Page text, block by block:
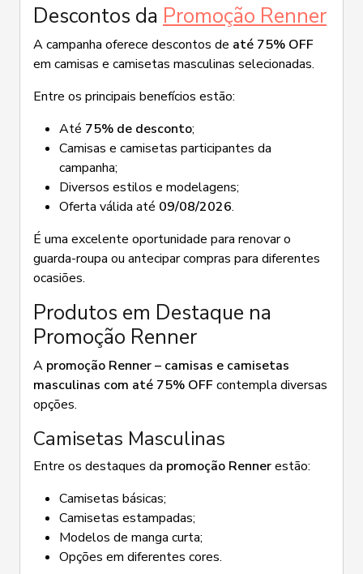
Descontos da Promoção Renner
A campanha oferece descontos de até 75% OFF
em camisas e camisetas masculinas selecionadas.
Entre os principais benefícios estão:
Até 75% de desconto;
Camisas e camisetas participantes da
campanha;
Diversos estilos e modelagens;
Oferta válida até 09/08/2026.
É uma excelente oportunidade para renovar o
guarda-roupa ou antecipar compras para diferentes
ocasiões.
Produtos em Destaque na
Promoção Renner
A promoção Renner – camisas e camisetas
masculinas com até 75% OFFcontempla diversas
opções.
Camisetas Masculinas
Entre os destaques da promoção Rennerestão:
Camisetas básicas;
Camisetas estampadas;
Modelos de manga curta;
Opções em diferentes cores.